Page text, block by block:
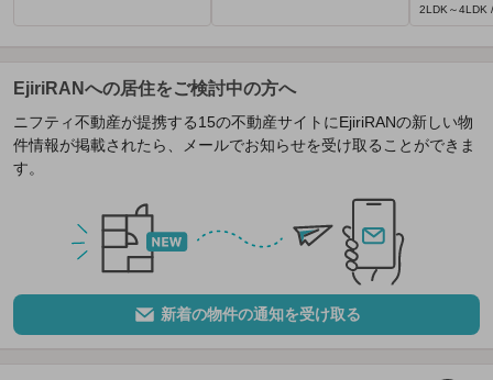
2LDK～4LDK
EjiriRANへの居住をご検討中の方へ
ニフティ不動産が提携する15の不動産サイトにEjiriRANの新しい物
件情報が掲載されたら、メールでお知らせを受け取ることができま
す。
新着の物件の通知を受け取る